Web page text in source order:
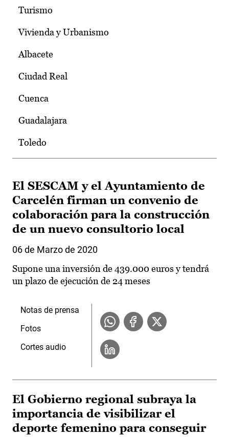
Turismo
Vivienda y Urbanismo
Albacete
Ciudad Real
Cuenca
Guadalajara
Toledo
El SESCAM y el Ayuntamiento de
Carcelén firman un convenio de
colaboración para la construcción
de un nuevo consultorio local
06 de Marzo de 2020
Supone una inversión de 439.000 euros y tendrá
un plazo de ejecución de 24 meses
Notas de prensa
Fotos
Cortes audio
El Gobierno regional subraya la
importancia de visibilizar el
deporte femenino para conseguir